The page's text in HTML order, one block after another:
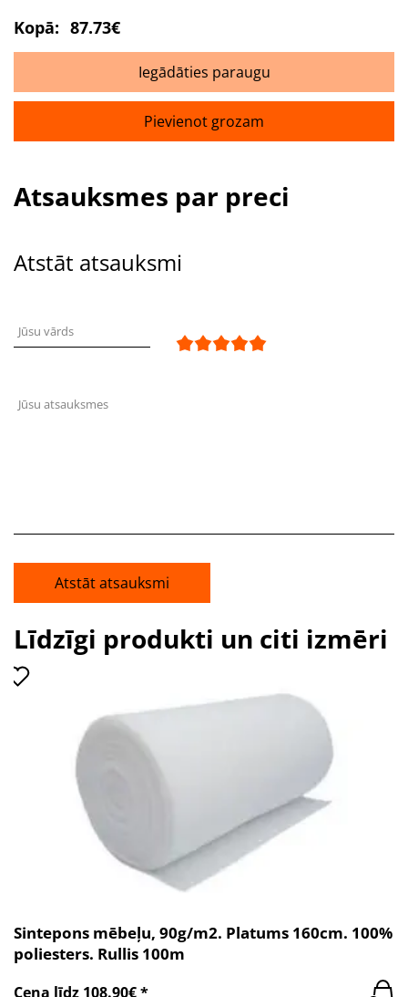
Kopā: 87.73€
Iegādāties paraugu
Pievienot grozam
Atsauksmes par preci
Atstāt atsauksmi
Jūsu vārds
Jūsu atsauksmes
Atstāt atsauksmi
Līdzīgi produkti un citi izmēri
Sintepons mēbeļu, 90g/m2. Platums 160cm. 100%
poliesters. Rullis 100m
Cena līdz 108.90€ *